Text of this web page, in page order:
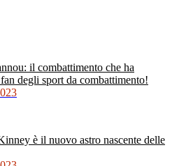
il combattimento che ha
degli sport da combattimento!
è il nuovo astro nascente delle